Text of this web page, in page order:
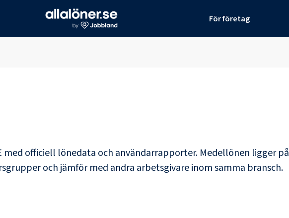
För företag
med officiell lönedata och användarrapporter. Medellönen ligger på
och jämför med andra arbetsgivare inom samma bransch.